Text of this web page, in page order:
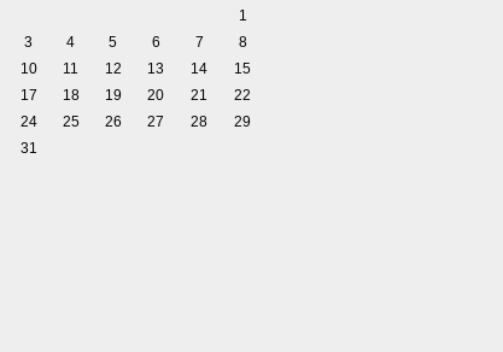
1
3 4 5 6 7
8
10 11 12 13 14
15
17 18 19 20 21
22
24 25 26 27 28
29
31